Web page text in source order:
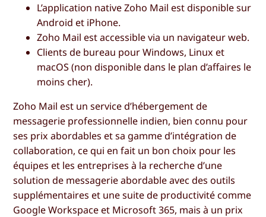
L’application native Zoho Mail est disponible sur
Android et iPhone.
Zoho Mail est accessible via un navigateur web.
Clients de bureau pour Windows, Linux et
macOS (non disponible dans le plan d’affaires le
moins cher).
Zoho Mail est un service d’hébergement de
messagerie professionnelle indien, bien connu pour
ses prix abordables et sa gamme d’intégration de
collaboration, ce qui en fait un bon choix pour les
équipes et les entreprises à la recherche d’une
solution de messagerie abordable avec des outils
supplémentaires et une suite de productivité comme
Google Workspace et Microsoft 365, mais à un prix